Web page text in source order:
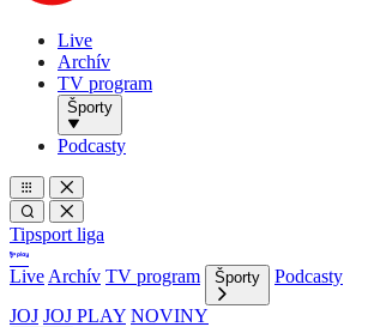
Live
Archív
TV program
Športy
Podcasty
Tipsport liga
Live Archív TV program Športy
Podcasty
JOJ JOJ PLAY NOVINY